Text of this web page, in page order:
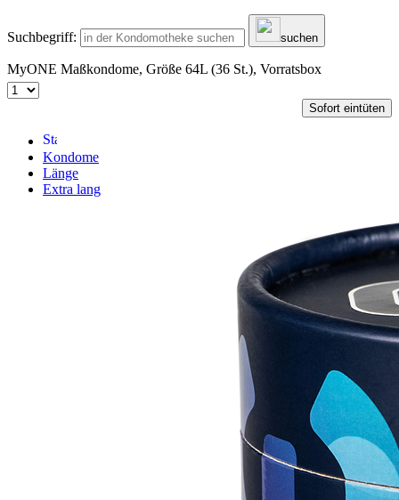
Suchbegriff: suchen
MyONE Maßkondome, Größe 64L (36 St.), Vorratsbox
Sofort eintüten
Kondome
Länge
Extra lang